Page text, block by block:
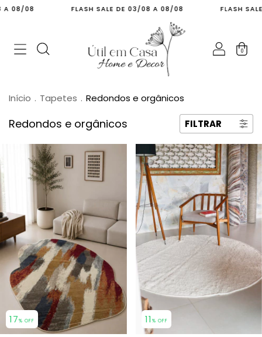
08 FLASH SALE DE 03/08 A 08/08 FLASH SALE
0
Início . Tapetes . Redondos e orgânicos
Redondos e orgânicos FILTRAR
17% OFF 11 % OFF